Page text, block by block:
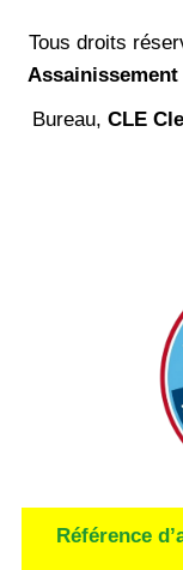
Tous droits
Assainissement
Bureau, CLE
Référence